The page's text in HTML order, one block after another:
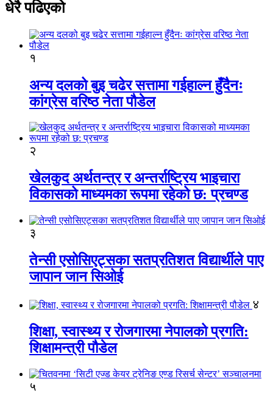
धेरै पढिएको
१
अन्य दलको बुइ चढेर सत्तामा गईहाल्न हुँदैनः
कांग्रेस वरिष्ठ नेता पौडेल
२
खेलकुद अर्थतन्त्र र अन्तर्राष्ट्रिय भाइचारा
विकासको माध्यमका रूपमा रहेको छ: प्रचण्ड
३
तेन्सी एसोसिएट्सका सतप्रतिशत विद्यार्थीले पाए
जापान जान सिओई
४
शिक्षा, स्वास्थ्य र रोजगारमा नेपालको प्रगति:
शिक्षामन्त्री पौडेल
५